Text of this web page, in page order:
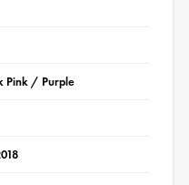
Pink / Purple